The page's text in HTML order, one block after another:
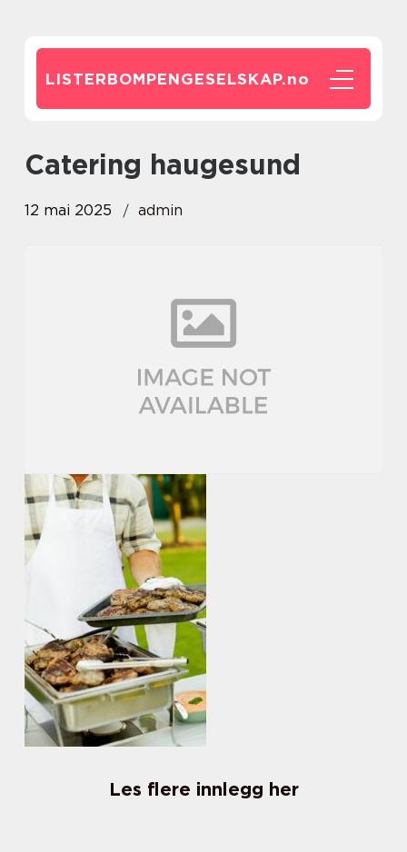
LISTERBOMPENGESELSKAP.no
catering haugesund
12 mai 2025 admin
Les flere innlegg her